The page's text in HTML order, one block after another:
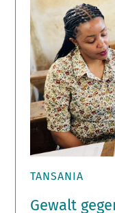
TANSANIA
Gewalt